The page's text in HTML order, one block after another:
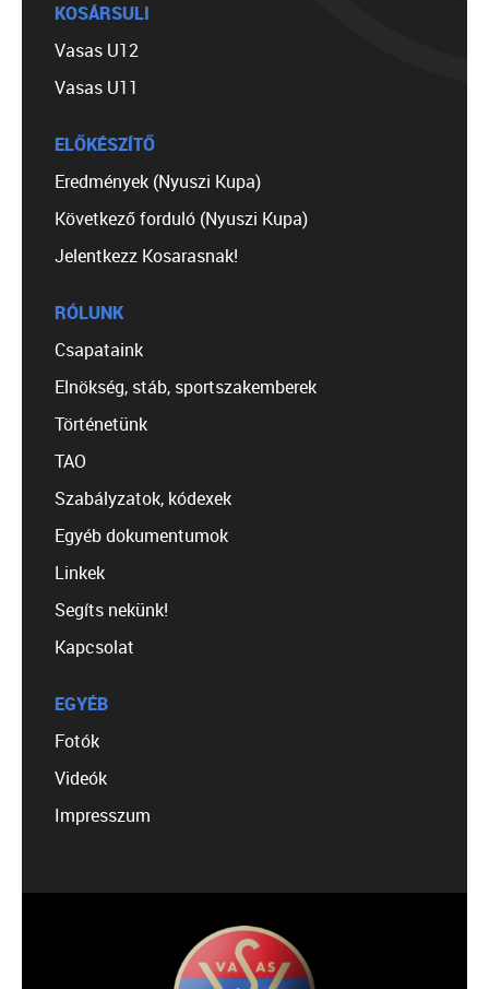
KOSÁRSULI
Vasas U12
Vasas U11
ELŐKÉSZÍTŐ
Eredmények (Nyuszi Kupa)
Következő forduló (Nyuszi Kupa)
Jelentkezz Kosarasnak!
RÓLUNK
Csapataink
Elnökség, stáb, sportszakemberek
Történetünk
TAO
Szabályzatok, kódexek
Egyéb dokumentumok
Linkek
Segíts nekünk!
Kapcsolat
EGYÉB
Fotók
Videók
Impresszum